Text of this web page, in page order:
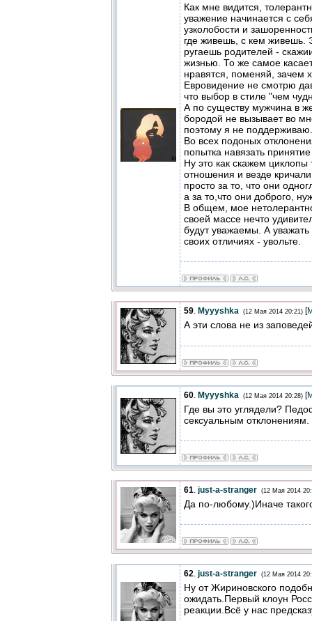
Как мне видится,
уважение начинается с
узколобости и
где живешь, с кем живешь.
ругаешь родителей -
жизнью. То же самое
нравятся, поменяй, зачем
Евровидение не смотрю
что выбор в стиле "чем
А по существу мужчина в
бородой не вызывает во
поэтому я не поддерживаю.
Во всех подоных
попытка навязать
Ну это как скажем циклопы
отношения и везде
просто за то, что они
а за то,что они доброго,
В общем, мое
своей массе нечто
будут уважаемы. А уважать
своих отличиях - увольте.
59. Myyyshka (12 Мая 2014 20:21) [
А эти слова не из
60. Myyyshka (12 Мая 2014 20:28) [
Где вы это углядели?
сексуальным отклонениям.
61. just-a-stranger (12 Мая 2014
Да по-любому.)Иначе
62. just-a-stranger (12 Мая 2014
Ну от Жириновского
ожидать.Первый клоун
реакции.Всё у нас